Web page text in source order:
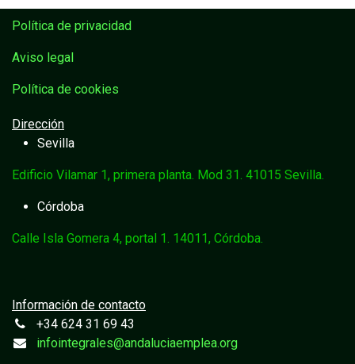
Política de privacidad
Aviso legal
Política de cookies
Dirección
Sevilla
Edificio Vilamar 1, primera planta. Mod 31. 41015 Sevilla.
Córdoba
Calle Isla Gomera 4, portal 1. 14011, Córdoba.
Información de contacto
+34 624 31 69 43
infointegrales@andaluciaemplea.org